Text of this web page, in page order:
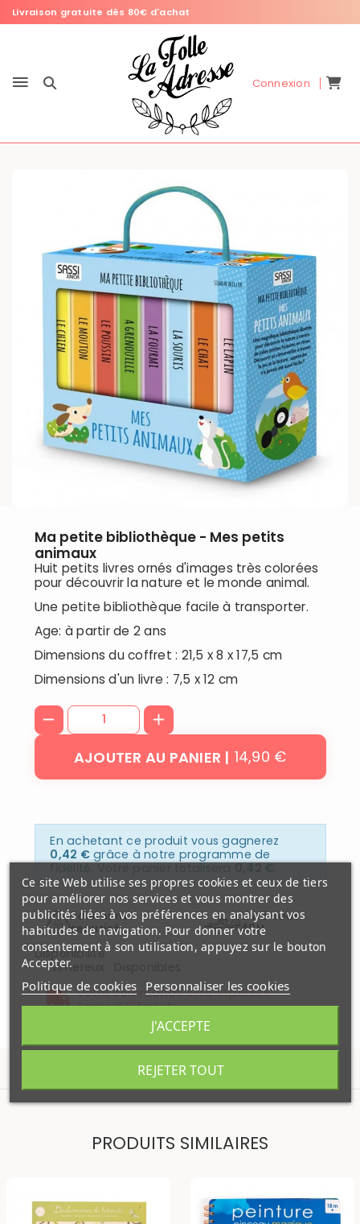
Livraison gratuite dès 80€ d'achat
Connexion
Ma petite bibliothèque - Mes petits
animaux
Huit petits livres ornés d'images très colorées
pour découvrir la nature et le monde animal.
Une petite bibliothèque facile à transporter.
Age: à partir de 2 ans
Dimensions du coffret : 21,5 x 8 x 17,5 cm
Dimensions d'un livre : 7,5 x 12 cm
14,90 €
AJOUTER AU PANIER
En achetant ce produit vous gagnerez
0,42 €grâce à notre programme de
fidélité. Votre panier totalisera0,42 €.
Paiement
securisé
Livré sous
48H
Disponibilité
Wimereux
Votre commande sera expédiée
Samedi 08 aout
PRODUITS SIMILAIRES
Ce site Web utilise ses propres cookies et ceux de tiers
pour améliorer nos services et vous montrer des
publicités liées à vos préférences en analysant vos
habitudes de navigation. Pour donner votre
consentement à son utilisation, appuyez sur le bouton
Accepter.
Politique de cookies Personnaliser les cookies
REJETER TOUT
J'ACCEPTE